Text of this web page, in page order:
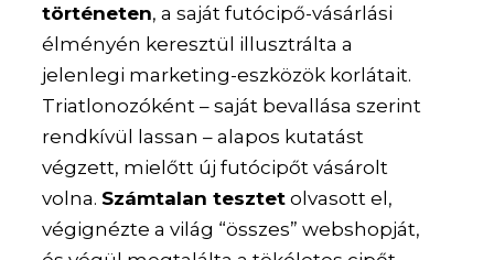
történeten, a saját futócipő-vásárlási
élményén keresztül illusztrálta a
jelenlegi marketing-eszközök korlátait.
Triatlonozóként – saját bevallása szerint
rendkívül lassan – alapos kutatást
végzett, mielőtt új futócipőt vásárolt
volna. Számtalan tesztet olvasott el,
végignézte a világ “összes” webshopját,